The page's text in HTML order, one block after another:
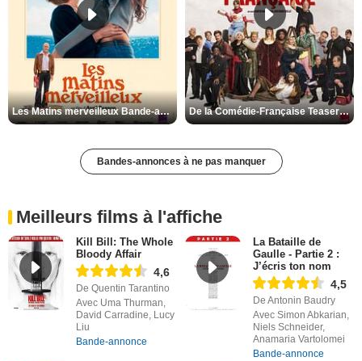
Les Matins merveilleux Bande-annonce VF De la Comédie-Française Teaser VF
Bandes-annonces à ne pas manquer
Meilleurs films à l'affiche
Kill Bill: The Whole
Bloody Affair
4,6
De Quentin Tarantino
Avec Uma Thurman,
David Carradine, Lucy
Liu
Bande-annonce
La Bataille de
Gaulle - Partie 2 :
J’écris ton nom
4,5
De Antonin Baudry
Avec Simon Abkarian,
Niels Schneider,
Anamaria Vartolomei
Bande-annonce